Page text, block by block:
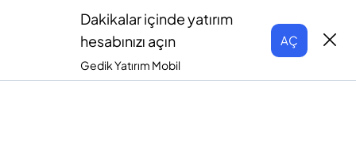
Dakikalar içinde yatırım
hesabınızı açın
Gedik Yatırım Mobil
AÇ